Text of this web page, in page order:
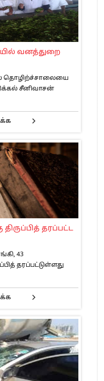
வனத்துறை
தொழிற்ச்சாலையை
சீனிவாசன்
தரப்பட்ட
43
தரப்பட்டுள்ளது